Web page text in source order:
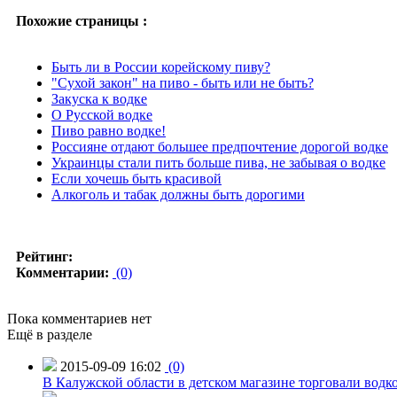
Похожие страницы :
Быть ли в России корейскому пиву?
"Сухой закон" на пиво - быть или не быть?
Закуска к водке
О Русской водке
Пиво равно водке!
Россияне отдают большее предпочтение дорогой водке
Украинцы стали пить больше пива, не забывая о водке
Если хочешь быть красивой
Алкоголь и табак должны быть дорогими
Рейтинг:
Комментарии: (0)
Пока комментариев нет
Ещё в разделе
2015-09-09 16:02 (0)
В Калужской области в детском магазине торговали